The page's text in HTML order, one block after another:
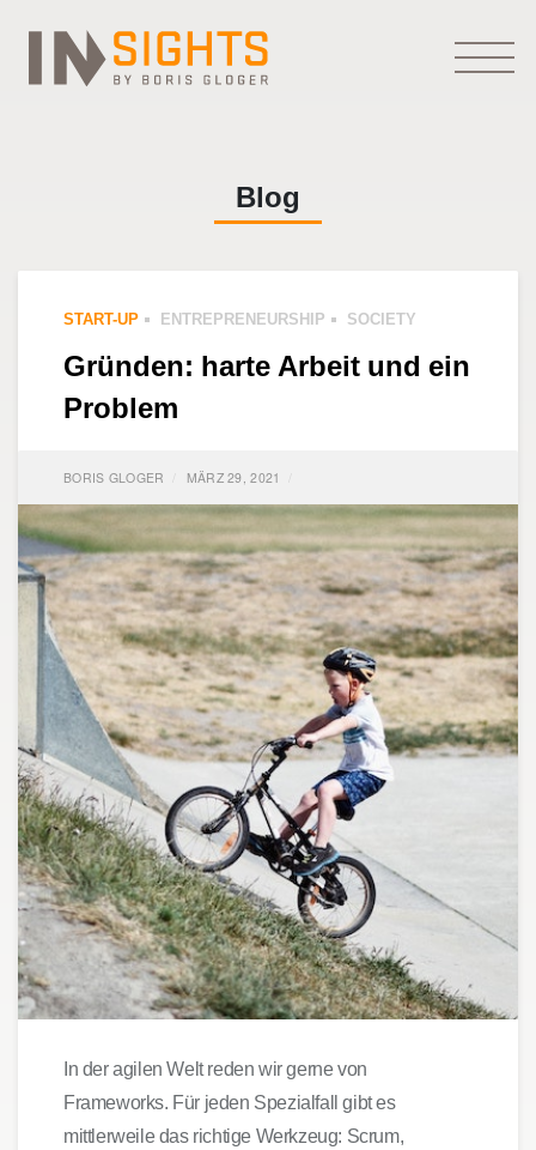
Blog
START-UP ENTREPRENEURSHIP SOCIETY
Gründen: harte Arbeit und ein
Problem
BORIS GLOGER MÄRZ 29, 2021
In der agilen Welt reden wir gerne von
Frameworks. Für jeden Spezialfall gibt es
mittlerweile das richtige Werkzeug: Scrum,